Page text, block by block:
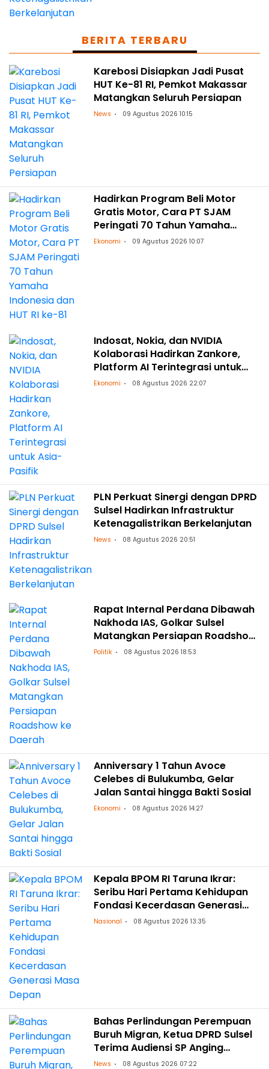
BERITA TERBARU
Karebosi Disiapkan Jadi Pusat
HUT Ke-81 RI, Pemkot Makassar
Matangkan Seluruh Persiapan
News 09 Agustus 2026 10:15
Hadirkan Program Beli Motor
Gratis Motor, Cara PT SJAM
Peringati 70 Tahun Yamaha
Indonesia dan HUT RI ke-81
Ekonomi 09 Agustus 2026 10:07
Indosat, Nokia, dan NVIDIA
Kolaborasi Hadirkan Zankore,
Platform AI Terintegrasi untuk
Asia-Pasifik
Ekonomi 08 Agustus 2026 22:07
PLN Perkuat Sinergi dengan DPRD
Sulsel Hadirkan Infrastruktur
Ketenagalistrikan Berkelanjutan
News 08 Agustus 2026 20:51
Rapat Internal Perdana Dibawah
Nakhoda IAS, Golkar Sulsel
Matangkan Persiapan Roadshow
ke Daerah
Politik 08 Agustus 2026 18:53
Anniversary 1 Tahun Avoce
Celebes di Bulukumba, Gelar
Jalan Santai hingga Bakti Sosial
Ekonomi 08 Agustus 2026 14:27
Kepala BPOM RI Taruna Ikrar:
Seribu Hari Pertama Kehidupan
Fondasi Kecerdasan Generasi
Masa Depan
Nasional 08 Agustus 2026 13:35
Bahas Perlindungan Perempuan
Buruh Migran, Ketua DPRD Sulsel
Terima Audiensi SP Anging
Mammiri
News 08 Agustus 2026 07:22